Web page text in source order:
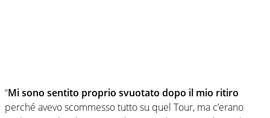
“Mi sono sentito proprio svuotato dopo il mio ritiro
perché avevo scommesso tutto su quel Tour, ma c’erano